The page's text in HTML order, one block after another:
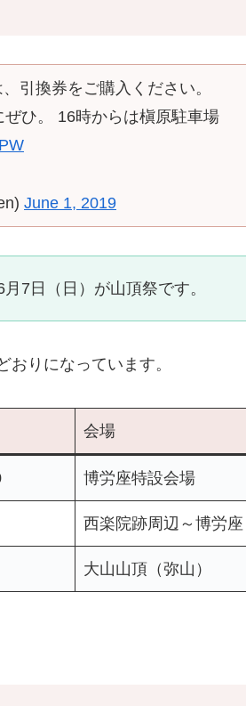
引換券をご購入ください。
ひ。 16時からは槇原駐車場
June 1, 2019
7日（日）が山頂祭です。
おりになっています。
会場
博労座特設会場
西楽院跡周辺～博労座
大山山頂（弥山）